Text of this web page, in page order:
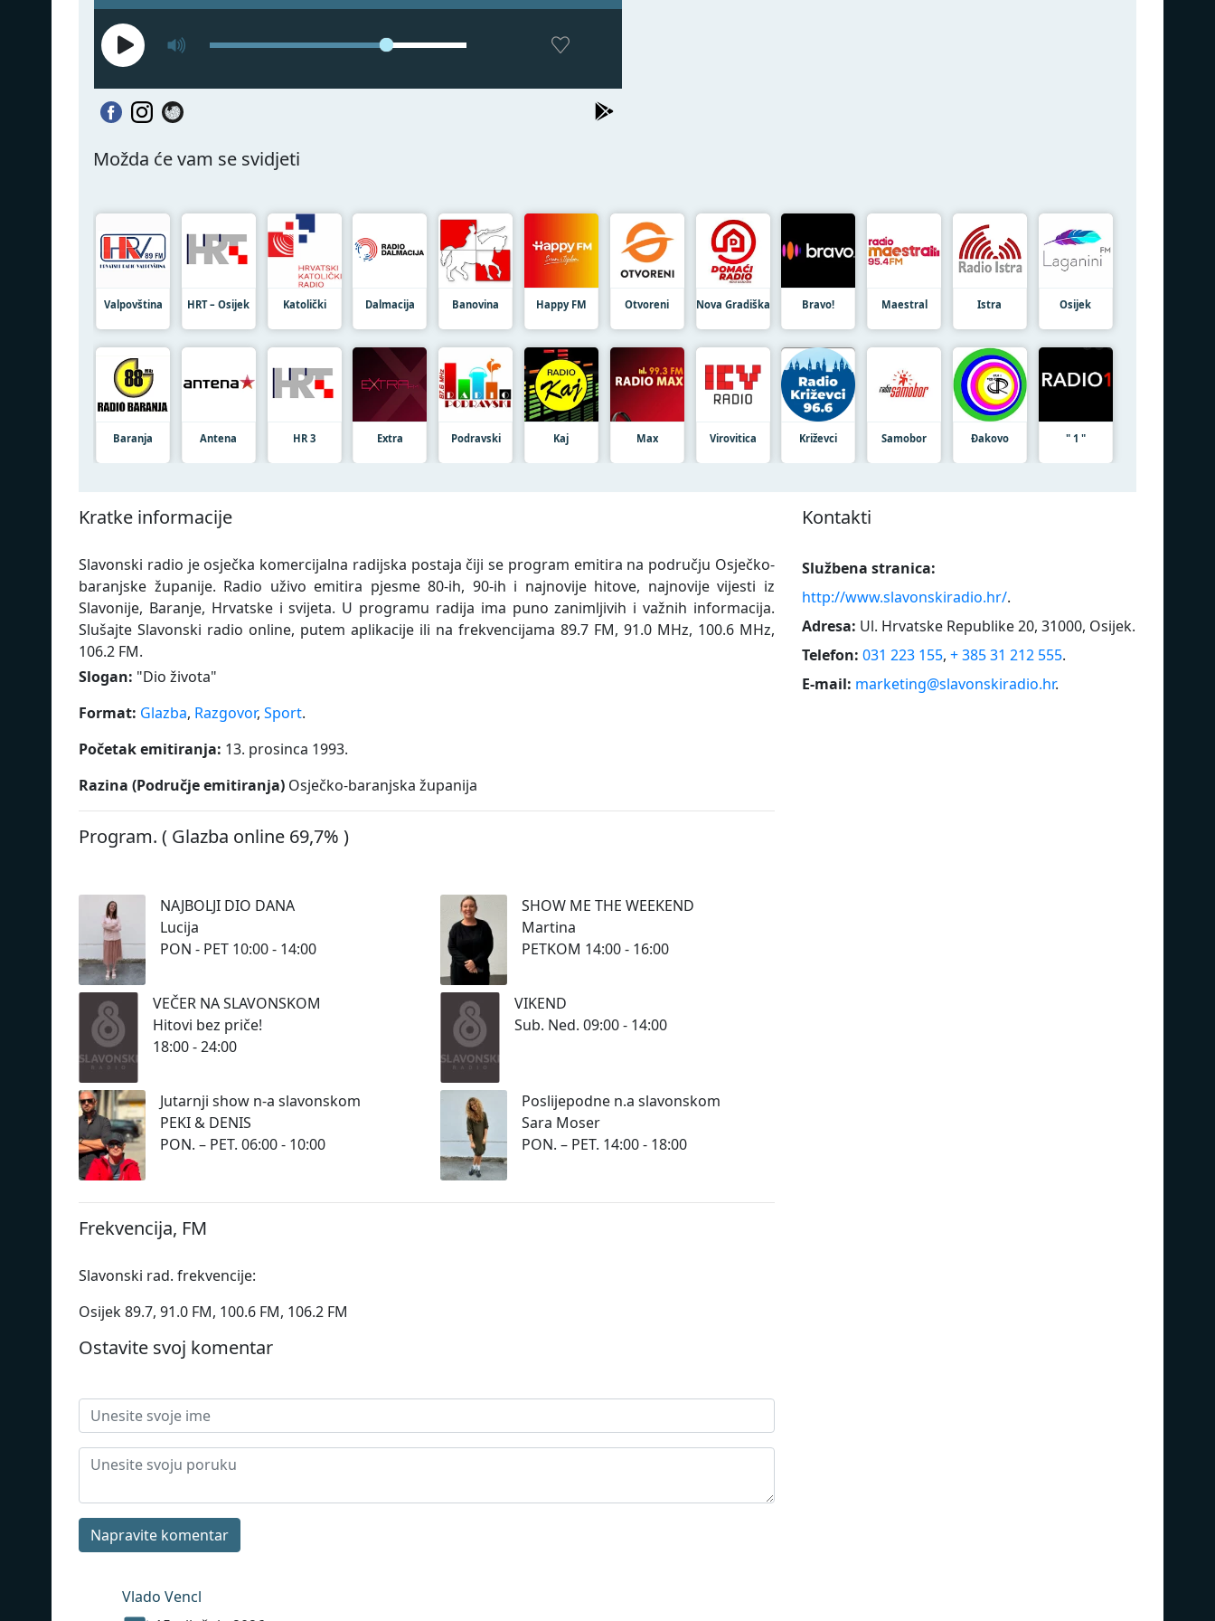
Možda će vam se svidjeti
Valpovština HRT – Osijek Katolički Dalmacija Banovina Happy FM Otvoreni Nova Gradiška Bravo! Maestral Istra Osijek
Baranja Antena HR 3 Extra Podravski Kaj Max Virovitica Križevci Samobor Đakovo " 1 "
Kratke informacije
Slavonski radio je osječka komercijalna radijska postaja čiji se program emitira na području Osječko-
baranjske županije. Radio uživo emitira pjesme 80-ih, 90-ih i najnovije hitove, najnovije vijesti iz
Slavonije, Baranje, Hrvatske i svijeta. U programu radija ima puno zanimljivih i važnih informacija.
Slušajte Slavonski radio online, putem aplikacije ili na frekvencijama 89.7 FM, 91.0 MHz, 100.6 MHz,
106.2 FM.
Slogan: "Dio života"
Format: Glazba, Razgovor, Sport.
Početak emitiranja: 13. prosinca 1993.
Razina (Područje emitiranja) Osječko-baranjska županija
Program. ( Glazba online 69,7% )
NAJBOLJI DIO DANA
Lucija
PON - PET 10:00 - 14:00
SHOW ME THE WEEKEND
Martina
PETKOM 14:00 - 16:00
VEČER NA SLAVONSKOM
Hitovi bez priče!
18:00 - 24:00
VIKEND
Sub. Ned. 09:00 - 14:00
Jutarnji show n-a slavonskom
PEKI & DENIS
PON. – PET. 06:00 - 10:00
Poslijepodne n.a slavonskom
Sara Moser
PON. – PET. 14:00 - 18:00
Frekvencija, FM
Slavonski rad. frekvencije:
Osijek 89.7, 91.0 FM, 100.6 FM, 106.2 FM
Kontakti
Službena stranica:
http://www.slavonskiradio.hr/.
Adresa: Ul. Hrvatske Republike 20, 31000, Osijek.
Telefon: 031 223 155, + 385 31 212 555.
E-mail: marketing@slavonskiradio.hr.
Ostavite svoj komentar
Napravite komentar
Vlado Vencl